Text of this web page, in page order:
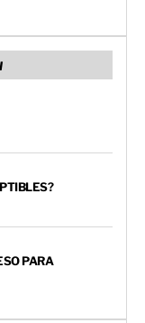
PARA